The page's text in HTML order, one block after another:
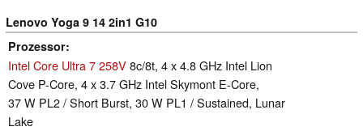
Lenovo Yoga 9 14 2in1 G10
Prozessor
Intel Core Ultra 7 258V8c/8t, 4 x 4.8 GHz Intel Lion
Cove P-Core, 4 x 3.7 GHz Intel Skymont E-Core,
37 W PL2 / Short Burst, 30 W PL1 / Sustained, Lunar
Lake